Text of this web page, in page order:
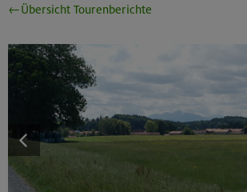
←Übersicht Tourenberichte